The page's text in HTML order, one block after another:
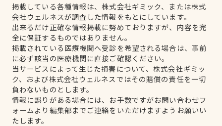
掲載している各種情報は、株式会社ギミック、または株式
会社ウェルネスが調査した情報をもとにしています。
出来るだけ正確な情報掲載に努めておりますが、内容を完
全に保証するものではありません。
掲載されている医療機関へ受診を希望される場合は、事前
に必ず該当の医療機関に直接ご確認ください。
当サービスによって生じた損害について、株式会社ギミッ
ク、および株式会社ウェルネスではその賠償の責任を一切
負わないものとします。
情報に誤りがある場合には、お手数ですがお問い合わせフ
ォームより編集部までご連絡をいただけますようお願いい
たします。